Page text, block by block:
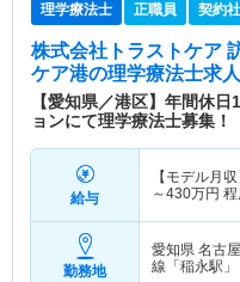
理学療法士 正職員 契約
株式会社トラストケア
ケア港の理学療法士求
【愛知県／港区】年間休
ョンにて理学療法士募集！
給与
【モデル月収
～430万円
勤務地
愛知県 名古
線「稲永駅」